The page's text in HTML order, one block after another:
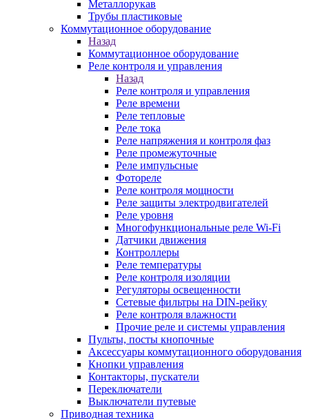
Металлорукав
Трубы пластиковые
Коммутационное оборудование
Назад
Коммутационное оборудование
Реле контроля и управления
Назад
Реле контроля и управления
Реле времени
Реле тепловые
Реле тока
Реле напряжения и контроля фаз
Реле промежуточные
Реле импульсные
Фотореле
Реле контроля мощности
Реле защиты электродвигателей
Реле уровня
Многофункциональные реле Wi-Fi
Датчики движения
Контроллеры
Реле температуры
Реле контроля изоляции
Регуляторы освещенности
Сетевые фильтры на DIN-рейку
Реле контроля влажности
Прочие реле и системы управления
Пульты, посты кнопочные
Аксессуары коммутационного оборудования
Кнопки управления
Контакторы, пускатели
Переключатели
Выключатели путевые
Приводная техника